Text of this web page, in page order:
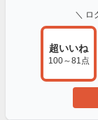
＼ ロ
超いいね
100～81点